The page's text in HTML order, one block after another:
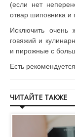
(если нет
отвар шиповника и
Исключить очень
говяжий и
и пирожные с
Есть
ЧИТАЙТЕ ТАКЖЕ